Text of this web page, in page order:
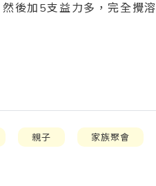
後加5支益力多，完全攪
親子 家族聚會